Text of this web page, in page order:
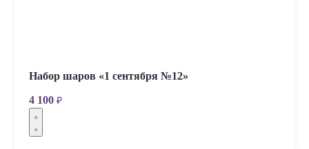
Набор шаров «1 сентября №12»
4 100 ₽